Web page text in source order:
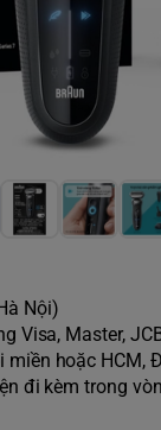
Nội)
Visa, Master,
hoặc HCM,
đi kèm trong